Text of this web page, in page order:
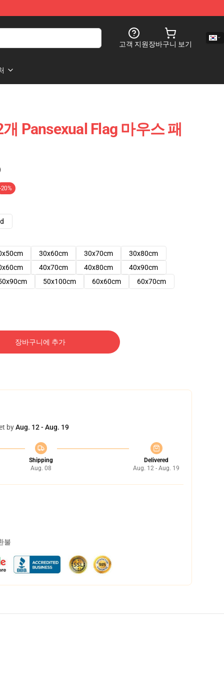
고객 지원장바구니 보기
Pansexual Flag 마우스 패
-20%
30x60cm 30x70cm
30x80cm
40x70cm 40x80cm
40x90cm
50x100cm 60x60cm
60x70cm
장바구니에 추가
byAug. 12 - Aug. 19
Shipping
Aug. 08
Delivered
Aug. 12 - Aug. 19
불